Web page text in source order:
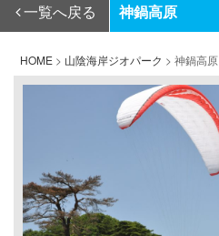
一覧へ戻る 神鍋高原
HOME > 山陰海岸ジオパーク > 神鍋高原